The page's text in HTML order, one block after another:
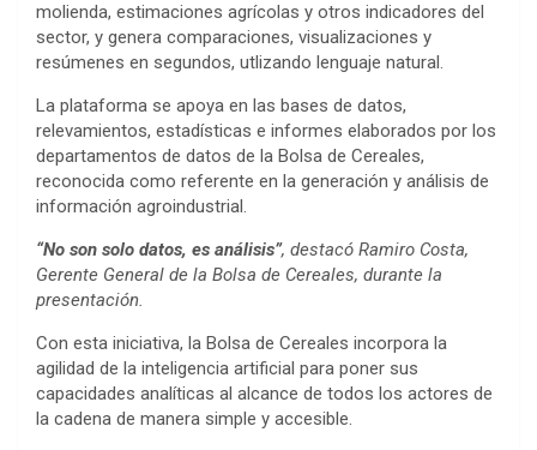
molienda, estimaciones agrícolas y otros indicadores del
sector, y genera comparaciones, visualizaciones y
resúmenes en segundos, utlizando lenguaje natural.
La plataforma se apoya en las bases de datos,
relevamientos, estadísticas e informes elaborados por los
departamentos de datos de la Bolsa de Cereales,
reconocida como referente en la generación y análisis de
información agroindustrial.
“No son solo datos, es análisis”, destacó Ramiro Costa,
Gerente General de la Bolsa de Cereales, durante la
presentación.
Con esta iniciativa, la Bolsa de Cereales incorpora la
agilidad de la inteligencia artificial para poner sus
capacidades analíticas al alcance de todos los actores de
la cadena de manera simple y accesible.